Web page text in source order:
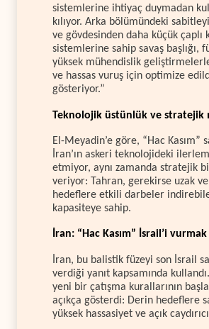
sistemlerine ihtiyaç duymadan
kılıyor. Arka bölümündeki
ve gövdesinden daha küçük çaplı
sistemlerine sahip savaş başlığı,
yüksek mühendislik
ve hassas vuruş için optimize
gösteriyor.”
Teknolojik üstünlük ve stratejik
El-Meyadin’e göre, “Hac Kasım”
İran’ın askeri teknolojideki
etmiyor, aynı zamanda stratejik
veriyor: Tahran, gerekirse uzak ve
hedeflere etkili darbeler
kapasiteye sahip.
İran: “Hac Kasım” İsrail’i
İran, bu balistik füzeyi son İsrail
verdiği yanıt kapsamında
yeni bir çatışma kurallarının
açıkça gösterdi: Derin hedeflere
yüksek hassasiyet ve açık